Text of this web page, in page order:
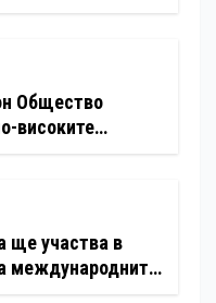
Общество
високите
ще участва в
международните